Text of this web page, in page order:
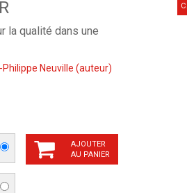
la qualité dans une
Neuville (auteur)
AJOUTER
AU PANIER